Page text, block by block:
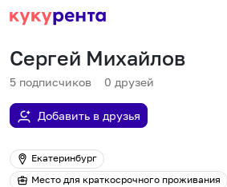
Сергей Михайлов
5 подписчиков 0 друзей
Добавить в друзья
Екатеринбург
Место для краткосрочного проживания